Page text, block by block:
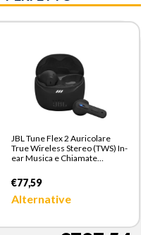
JBL Tune Flex 2 Auricolare
True Wireless Stereo (TWS) In-
ear Musica e Chiamate
€77,59
Alternative